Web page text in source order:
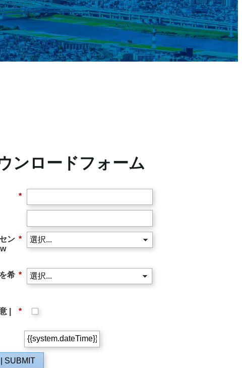
ンロードフォーム
*
*
ン
*
希
*
|
SUBMIT